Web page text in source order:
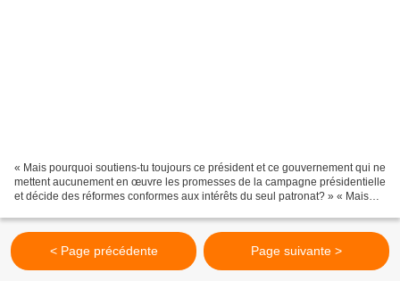
« Mais pourquoi soutiens-tu toujours ce président et ce gouvernement qui ne
mettent aucunement en œuvre les promesses de la campagne présidentielle
et décide des réformes conformes aux intérêts du seul patronat? » « Mais
< Page précédente Page suivante >